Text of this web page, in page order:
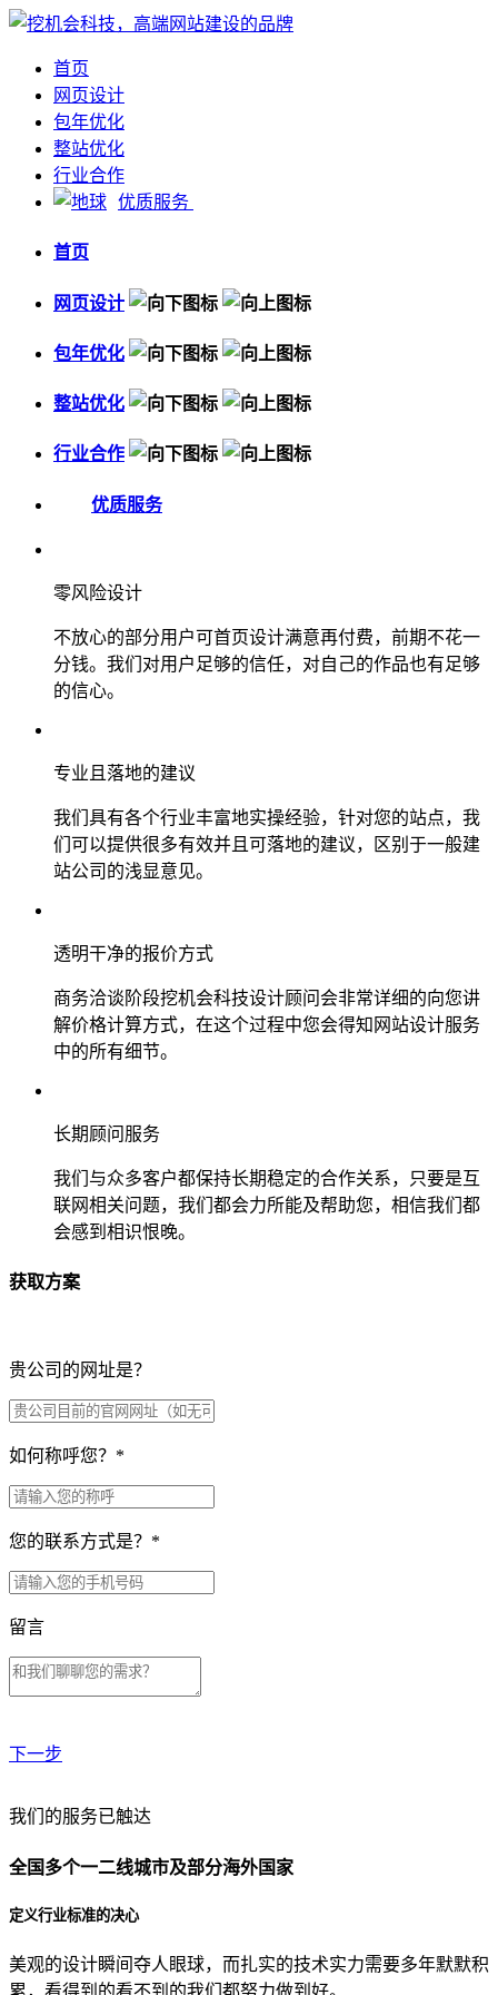
首页
网页设计
包年优化
整站优化
行业合作
优质服务
首页
网页设计
包年优化
整站优化
行业合作
优质服务
零风险设计
不放心的部分用户可首页设计满意再付费，前期不花一
分钱。我们对用户足够的信任，对自己的作品也有足够
的信心。
专业且落地的建议
我们具有各个行业丰富地实操经验，针对您的站点，我
们可以提供很多有效并且可落地的建议，区别于一般建
站公司的浅显意见。
透明干净的报价方式
商务洽谈阶段挖机会科技设计顾问会非常详细的向您讲
解价格计算方式，在这个过程中您会得知网站设计服务
中的所有细节。
长期顾问服务
我们与众多客户都保持长期稳定的合作关系，只要是互
联网相关问题，我们都会力所能及帮助您，相信我们都
会感到相识恨晚。
获取方案
贵公司的网址是？
如何称呼您？ *
您的联系方式是？ *
留言
下一步
贵公司预算范围是？
贵公司的团队规模是？
目前主要的营销渠道是？
我们的服务已触达
全国多个一二线城市及部分海外国家
定义行业标准的决心
美观的设计瞬间夺人眼球，而扎实的技术实力需要多年默默积
累，看得到的看不到的我们都努力做到好。